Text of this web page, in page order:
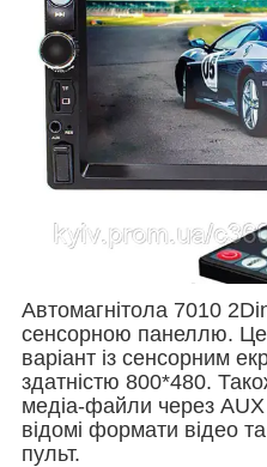
Автомагнітола 7010
сенсорною панеллю.
варіант із сенсорним
здатністю 800*480.
медіа-файли через AUX
відомі формати відео
пульт.